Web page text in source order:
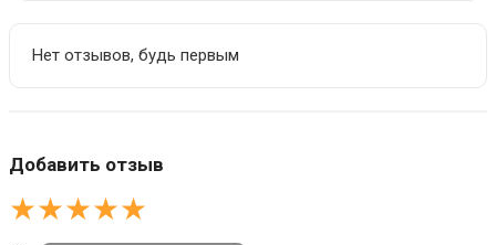
Нет отзывов, будь первым
Добавить отзыв
★★★★★